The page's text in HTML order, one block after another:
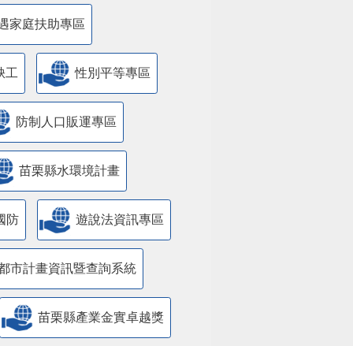
家庭扶助專區
工 性別平等專區
防制人口販運專區
苗栗縣水環境計畫
防 遊說法資訊專區
市計畫資訊暨查詢系統
苗栗縣產業金實卓越獎